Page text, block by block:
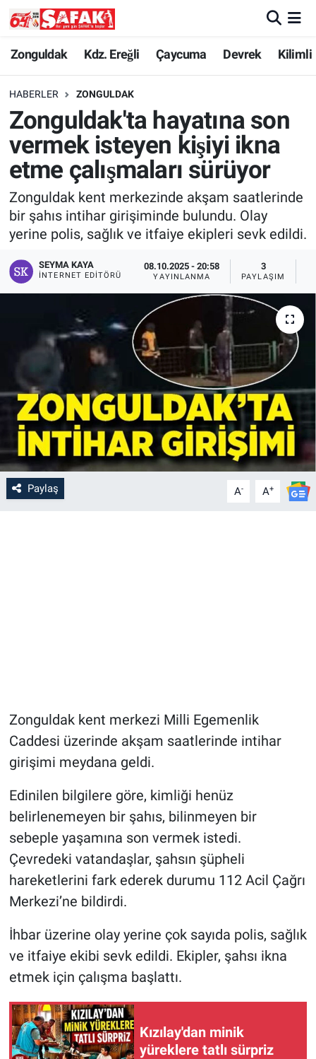
Zonguldak Kdz. Ereğli Çaycuma Devrek Kilimli
HABERLER ZONGULDAK
Zonguldak'ta hayatına son
vermek isteyen kişiyi ikna
etme çalışmaları sürüyor
Zonguldak kent merkezinde akşam saatlerinde
bir şahıs intihar girişiminde bulundu. Olay
yerine polis, sağlık ve itfaiye ekipleri sevk edildi.
SEYMA KAYA
İNTERNET EDITÖRÜ
08.10.2025 - 20:58
YAYINLANMA
3
PAYLAŞIM
Paylaş A- A+
Zonguldak kent merkezi Milli Egemenlik
Caddesi üzerinde akşam saatlerinde intihar
girişimi meydana geldi.
Edinilen bilgilere göre, kimliği henüz
belirlenemeyen bir şahıs, bilinmeyen bir
sebeple yaşamına son vermek istedi.
Çevredeki vatandaşlar, şahsın şüpheli
hareketlerini fark ederek durumu 112 Acil Çağrı
Merkezi’ne bildirdi.
İhbar üzerine olay yerine çok sayıda polis, sağlık
ve itfaiye ekibi sevk edildi. Ekipler, şahsı ikna
etmek için çalışma başlattı.
Kızılay'dan minik
yüreklere tatlı sürpriz
Zonguldak
Kdz. Ereğli
Çaycuma
Devrek
Kilimli
Asayiş
Spor
Zonguldak Nöbetçi Eczaneler
Zonguldak Hava Durumu
Zonguldak Namaz Vakitleri
Zonguldak Trafik Yoğunluk Haritası
Süper Lig Puan Durumu ve Fikstür
Tüm Manşetler
Son Dakika Haberleri